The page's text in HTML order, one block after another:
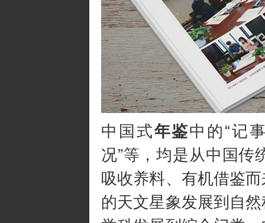
中国式年鉴中的“记
况”等，均是从中国传
吸收养料、有机借鉴
的天文星象发展到自